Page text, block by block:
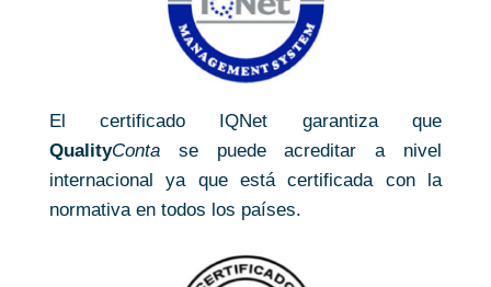
El certificado IQNet garantiza que
QualityContase puede acreditar a nivel
internacional ya que está certificada con la
normativa en todos los países.